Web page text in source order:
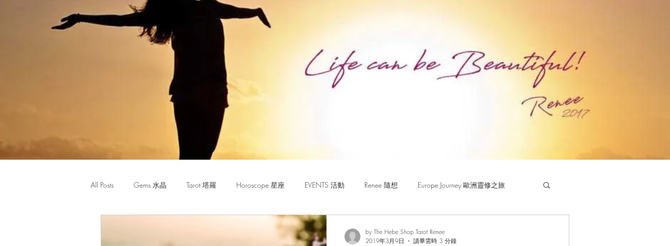
All Posts Gems 水晶 Tarot 塔羅 Horoscope 星座 EVENTS 活動 Renee 隨想 Europe Journey 歐洲靈修之旅
by The Hebe Shop Tarot Renee
2019年3月9日
讀畢需時 3 分鐘